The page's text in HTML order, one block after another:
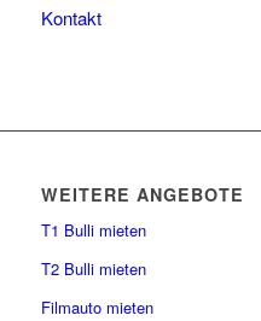
Kontakt
WEITERE ANGEBOTE
T1 Bulli mieten
T2 Bulli mieten
Filmauto mieten